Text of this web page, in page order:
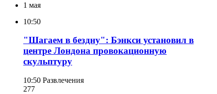
1 мая
10:50
"Шагаем в бездну": Бэнкси установил в
центре Лондона провокационную
скульптуру
10:50 Развлечения
277